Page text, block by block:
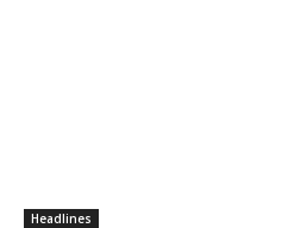
Headlines